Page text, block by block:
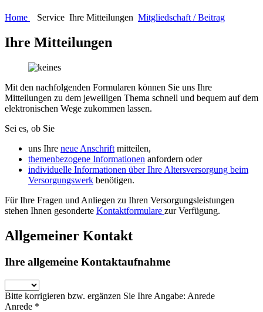
Home Service Ihre Mitteilungen Mitgliedschaft / Beitrag
Ihre Mitteilungen
Mit den nachfolgenden Formularen können Sie uns Ihre
Mitteilungen zu dem jeweiligen Thema schnell und bequem auf dem
elektronischen Wege zukommen lassen.
Sei es, ob Sie
uns Ihre neue Anschrift mitteilen,
themenbezogene Informationen anfordern oder
individuelle Informationen über Ihre Altersversorgung beim
Versorgungswerk benötigen.
Für Ihre Fragen und Anliegen zu Ihren Versorgungsleistungen
stehen Ihnen gesonderte Kontaktformulare zur Verfügung.
Allgemeiner Kontakt
Ihre allgemeine Kontaktaufnahme
Bitte korrigieren bzw. ergänzen Sie Ihre Angabe: Anrede
Anrede *